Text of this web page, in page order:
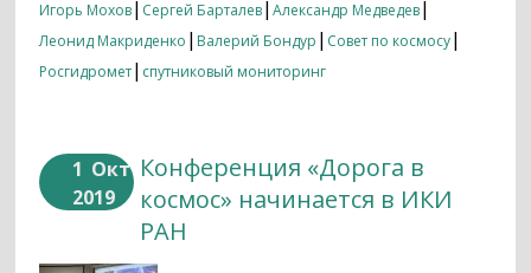
Игорь Мохов| Сергей Барталев|Александр Медведев|
Леонид Макриденко | Валерий Бондур | Совет по космосу|
Росгидромет| спутниковый мониторинг
1 Окт
2019
Конференция «Дорога в
космос» начинается в ИКИ
РАН